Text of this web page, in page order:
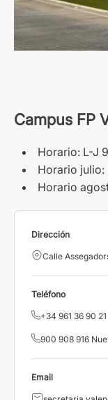
Campus FP
Horario: L-J
Horario julio:
Horario
Dirección
Calle
Teléfono
+34 961 36 90 21
900 908 916
Email